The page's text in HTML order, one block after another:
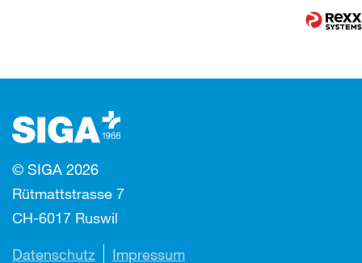
© SIGA 2026
Rütmattstrasse 7
CH-6017 Ruswil
Datenschutz Impressum